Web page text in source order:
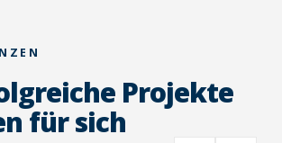
Projekte
für sich